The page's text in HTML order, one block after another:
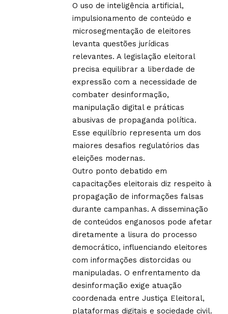
O uso de inteligência artificial,
impulsionamento de conteúdo e
microsegmentação de eleitores
levanta questões jurídicas
relevantes. A legislação eleitoral
precisa equilibrar a liberdade de
expressão com a necessidade de
combater desinformação,
manipulação digital e práticas
abusivas de propaganda política.
Esse equilíbrio representa um dos
maiores desafios regulatórios das
eleições modernas.
Outro ponto debatido em
capacitações eleitorais diz respeito à
propagação de informações falsas
durante campanhas. A disseminação
de conteúdos enganosos pode afetar
diretamente a lisura do processo
democrático, influenciando eleitores
com informações distorcidas ou
manipuladas. O enfrentamento da
desinformação exige atuação
coordenada entre Justiça Eleitoral,
plataformas digitais e sociedade civil.